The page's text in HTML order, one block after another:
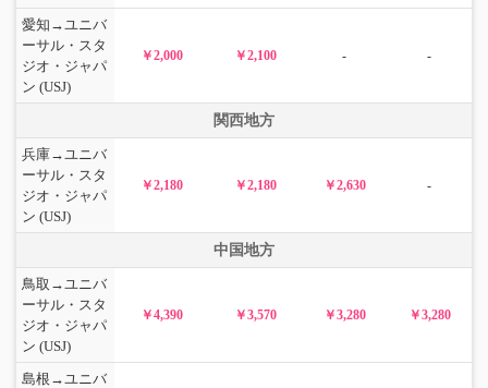
愛知→ユニバ
ーサル・スタ
ジオ・ジャパ
ン (USJ)
￥2,000 ￥2,100 - -
関西地方
兵庫→ユニバ
ーサル・スタ
ジオ・ジャパ
ン (USJ)
￥2,180 ￥2,180 ￥2,630 -
中国地方
鳥取→ユニバ
ーサル・スタ
ジオ・ジャパ
ン (USJ)
￥4,390 ￥3,570 ￥3,280 ￥3,280
島根→ユニバ